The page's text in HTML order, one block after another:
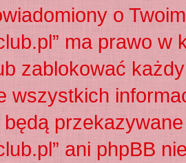
o
ma prawo
zablokować
wszystkich
ani phpBB